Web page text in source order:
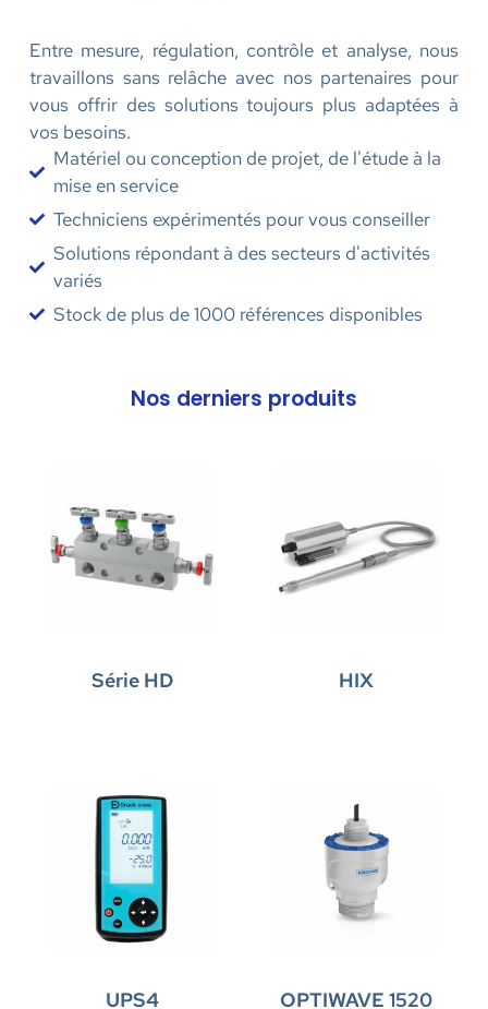
Entre mesure, régulation, contrôle et analyse, nous
travaillons sans relâche avec nos partenaires pour
vous offrir des solutions toujours plus adaptées à
vos besoins.
Matériel ou conception de projet, de l'étude à la
mise en service
Techniciens expérimentés pour vous conseiller
Solutions répondant à des secteurs d'activités
variés
Stock de plus de 1000 références disponibles
Nos derniers produits
Série HD HIX
UPS4 OPTIWAVE 1520